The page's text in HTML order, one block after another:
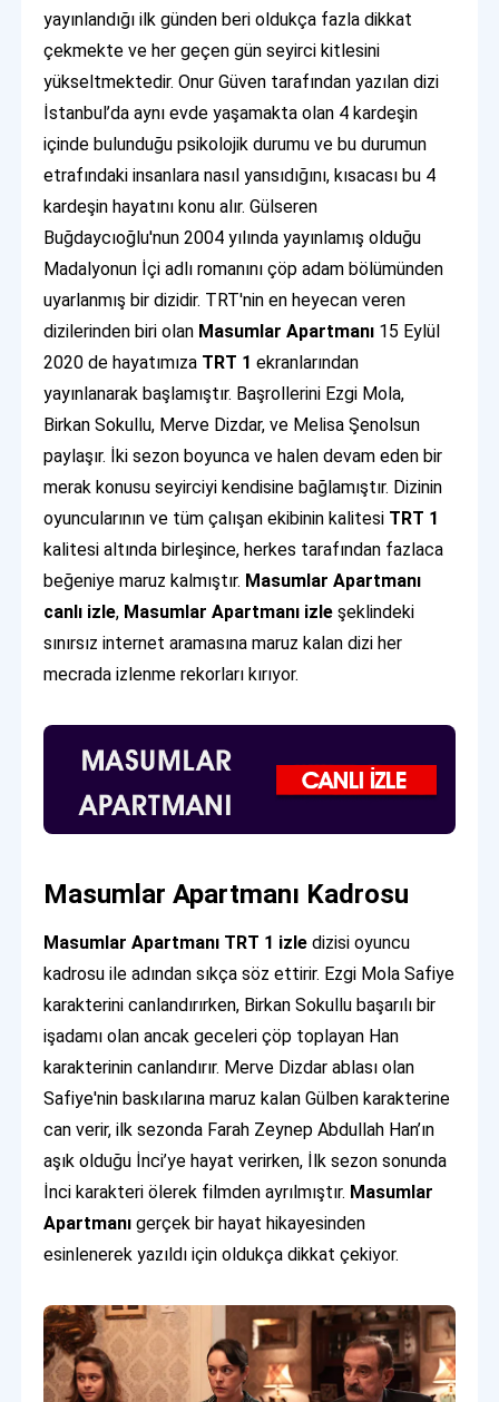
yayınlandığı ilk günden beri oldukça fazla dikkat
çekmekte ve her geçen gün seyirci kitlesini
yükseltmektedir. Onur Güven tarafından yazılan dizi
İstanbul’da aynı evde yaşamakta olan 4 kardeşin
içinde bulunduğu psikolojik durumu ve bu durumun
etrafındaki insanlara nasıl yansıdığını, kısacası bu 4
kardeşin hayatını konu alır. Gülseren
Buğdaycıoğlu'nun 2004 yılında yayınlamış olduğu
Madalyonun İçi adlı romanını çöp adam bölümünden
uyarlanmış bir dizidir. TRT'nin en heyecan veren
dizilerinden biri olan Masumlar Apartmanı 15 Eylül
2020 de hayatımıza TRT 1ekranlarından
yayınlanarak başlamıştır. Başrollerini Ezgi Mola,
Birkan Sokullu, Merve Dizdar, ve Melisa Şenolsun
paylaşır. İki sezon boyunca ve halen devam eden bir
merak konusu seyirciyi kendisine bağlamıştır. Dizinin
oyuncularının ve tüm çalışan ekibinin kalitesi TRT 1
kalitesi altında birleşince, herkes tarafından fazlaca
beğeniye maruz kalmıştır. Masumlar Apartmanı
canlı izle, Masumlar Apartmanı izle şeklindeki
sınırsız internet aramasına maruz kalan dizi her
mecrada izlenme rekorları kırıyor.
Masumlar Apartmanı Kadrosu
Masumlar Apartmanı TRT 1 izle dizisi oyuncu
kadrosu ile adından sıkça söz ettirir. Ezgi Mola Safiye
karakterini canlandırırken, Birkan Sokullu başarılı bir
işadamı olan ancak geceleri çöp toplayan Han
karakterinin canlandırır. Merve Dizdar ablası olan
Safiye'nin baskılarına maruz kalan Gülben karakterine
can verir, ilk sezonda Farah Zeynep Abdullah Han’ın
aşık olduğu İnci’ye hayat verirken, İlk sezon sonunda
İnci karakteri ölerek filmden ayrılmıştır. Masumlar
Apartmanı gerçek bir hayat hikayesinden
esinlenerek yazıldı için oldukça dikkat çekiyor.